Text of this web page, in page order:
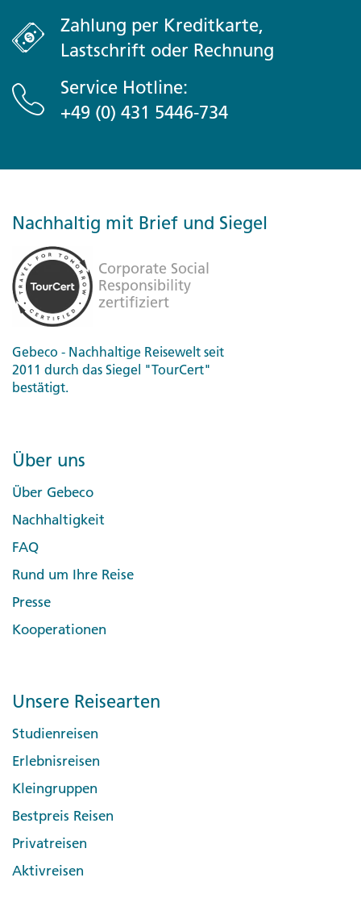
Zahlung per Kreditkarte,
Lastschrift oder Rechnung
Service Hotline:
+49 (0) 431 5446-734
Nachhaltig mit Brief und Siegel
Gebeco - Nachhaltige Reisewelt seit
2011 durch das Siegel "TourCert"
bestätigt.
Über uns
Über Gebeco
Nachhaltigkeit
FAQ
Rund um Ihre Reise
Presse
Kooperationen
Unsere Reisearten
Studienreisen
Erlebnisreisen
Kleingruppen
Bestpreis Reisen
Privatreisen
Aktivreisen